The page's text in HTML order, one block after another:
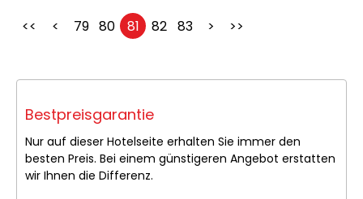
<< < 79 80 81 82 83 > >>
Bestpreisgarantie
Nur auf dieser Hotelseite erhalten Sie immer den
besten Preis. Bei einem günstigeren Angebot erstatten
wir Ihnen die Differenz.